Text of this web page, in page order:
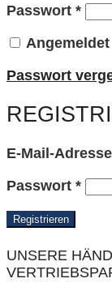
Passwort *
Passwort
E-Mail-Adresse
Passwort *
Registrieren
UNSERE